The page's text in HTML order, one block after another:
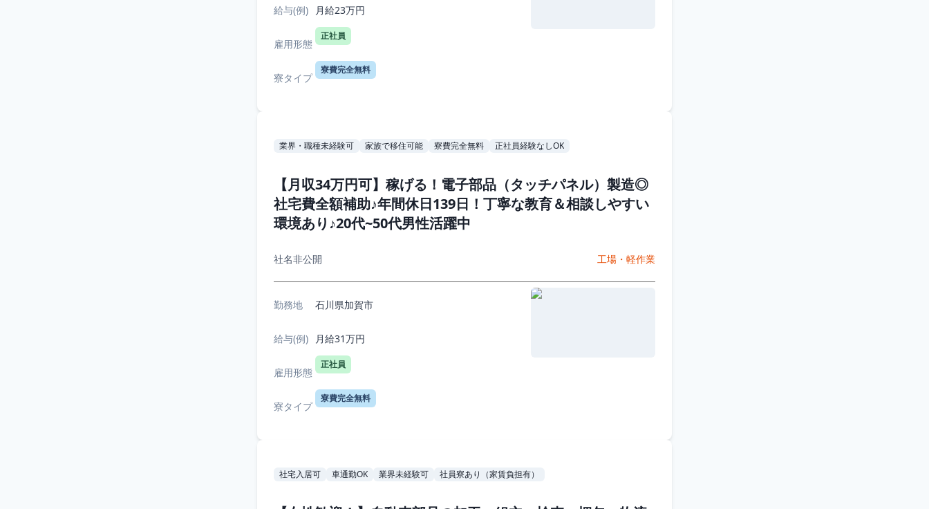
給与(例) 月給23万円
雇用形態
正社員
寮タイプ
寮費完全無料
業界・職種未経験可 家族で移住可能 寮費完全無料 正社員経験なしOK
【月収34万円可】稼げる！電子部品（タッチパネル）製造◎
社宅費全額補助♪年間休日139日！丁寧な教育＆相談しやすい
環境あり♪20代~50代男性活躍中
社名非公開 工場・軽作業
勤務地 石川県加賀市
給与(例) 月給31万円
雇用形態
正社員
寮タイプ
寮費完全無料
社宅入居可 車通勤OK 業界未経験可 社員寮あり（家賃負担有）